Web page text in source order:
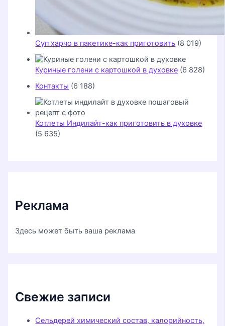
Суп харчо в пакетике-как приготовить (8 019)
Куриные голени с картошкой в духовке (6 828)
Контакты (6 188)
Котлеты Индилайт-как приготовить в духовке
(5 635)
Реклама
Здесь может быть ваша реклама
Свежие записи
Сельдерей химический состав, калорийность,